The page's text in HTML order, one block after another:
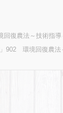
復農法～技術指導
902 環境回復農法